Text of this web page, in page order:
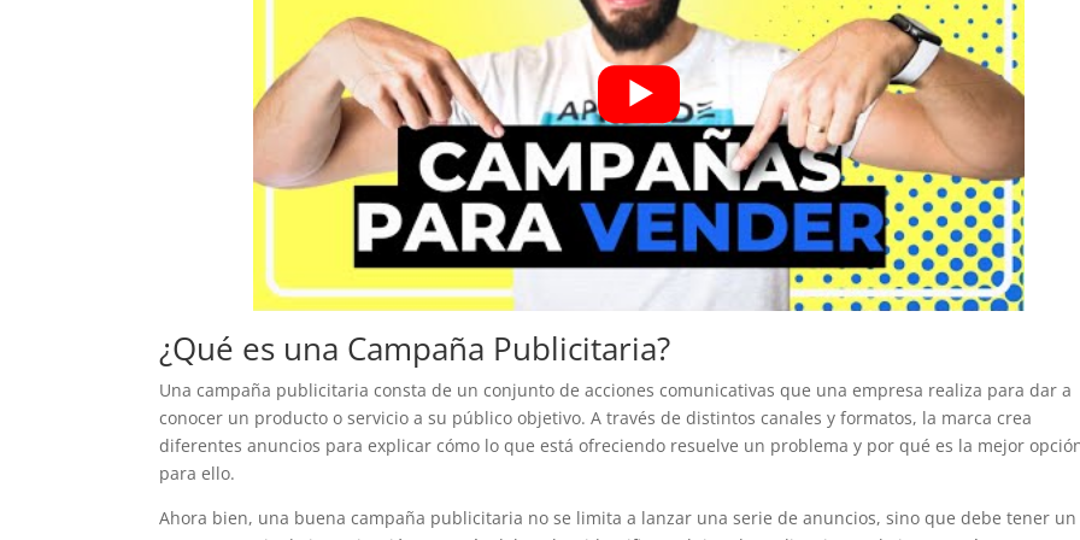
¿Qué es una Campaña Publicitaria?
Una campaña publicitaria consta de un conjunto de acciones comunicativas que una empresa realiza para dar a
conocer un producto o servicio a su público objetivo. A través de distintos canales y formatos, la marca crea
diferentes anuncios para explicar cómo lo que está ofreciendo resuelve un problema y por qué es la mejor
para ello.
Ahora bien, una buena campaña publicitaria no se limita a lanzar una serie de anuncios, sino que debe tener un